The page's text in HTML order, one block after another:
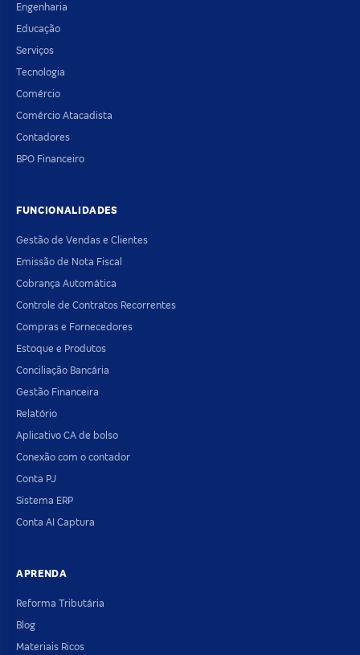
Engenharia
Educação
Serviços
Tecnologia
Comércio
Comércio Atacadista
Contadores
BPO Financeiro
FUNCIONALIDADES
Gestão de Vendas e Clientes
Emissão de Nota Fiscal
Cobrança Automática
Controle de Contratos Recorrentes
Compras e Fornecedores
Estoque e Produtos
Conciliação Bancária
Gestão Financeira
Relatório
Aplicativo CA de bolso
Conexão com o contador
Conta PJ
Sistema ERP
Conta AI Captura
APRENDA
Reforma Tributária
Blog
Materiais Ricos